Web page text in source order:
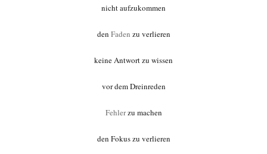
nicht aufzukommen
den Faden zu verlieren
keine Antwort zu wissen
vor dem Dreinreden
Fehlerzu machen
den Fokus zu verlieren